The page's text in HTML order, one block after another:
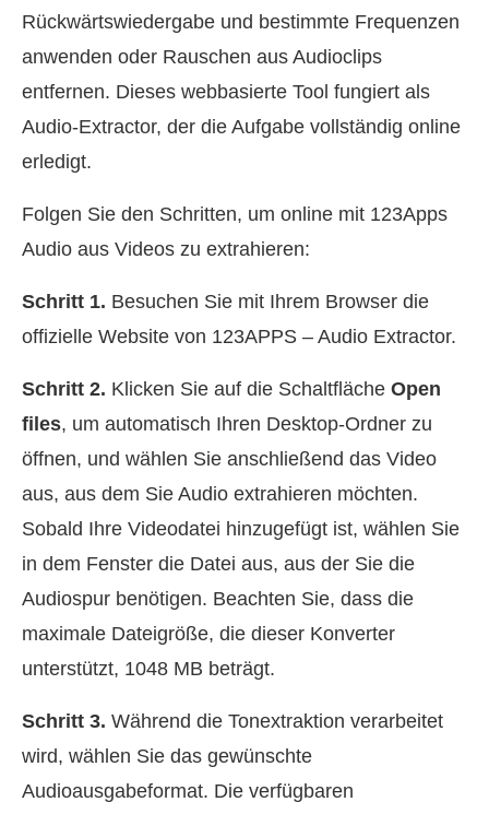
Rückwärtswiedergabe und bestimmte Frequenzen
anwenden oder Rauschen aus Audioclips
entfernen. Dieses webbasierte Tool fungiert als
Audio‑Extractor, der die Aufgabe vollständig online
erledigt.
Folgen Sie den Schritten, um online mit 123Apps
Audio aus Videos zu extrahieren:
Schritt 1. Besuchen Sie mit Ihrem Browser die
offizielle Website von 123APPS – Audio Extractor.
Schritt 2. Klicken Sie auf die Schaltfläche Open
files, um automatisch Ihren Desktop‑Ordner zu
öffnen, und wählen Sie anschließend das Video
aus, aus dem Sie Audio extrahieren möchten.
Sobald Ihre Videodatei hinzugefügt ist, wählen Sie
in dem Fenster die Datei aus, aus der Sie die
Audiospur benötigen. Beachten Sie, dass die
maximale Dateigröße, die dieser Konverter
unterstützt, 1048 MB beträgt.
Schritt 3. Während die Tonextraktion verarbeitet
wird, wählen Sie das gewünschte
Audioausgabeformat. Die verfügbaren